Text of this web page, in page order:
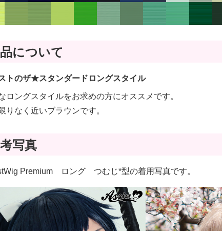
について
トのザ★スタンダードロングスタイル
ロングスタイルをお求めの方にオススメです。
りなく近いブラウンです。
写真
Premium ロング つむじ*型の着用写真です。